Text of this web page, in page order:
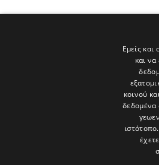
Εμείς
και
κοινού
δεδομένα